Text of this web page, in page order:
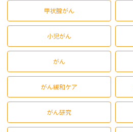
甲状腺がん
小児がん
がん
がん緩和ケア
がん研究